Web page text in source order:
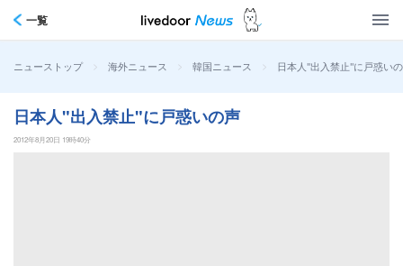
一覧
ニューストップ > 海外ニュース > 韓国ニュース > 日本人"出入禁止"に戸惑い
日本人"出入禁止"に戸惑いの声
2012年8月20日 19時40分